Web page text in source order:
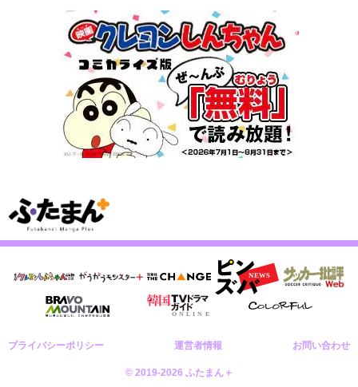
プライバシーポリシー 運営者情報 お問い合わせ
© 2019-2026 ふたまん＋